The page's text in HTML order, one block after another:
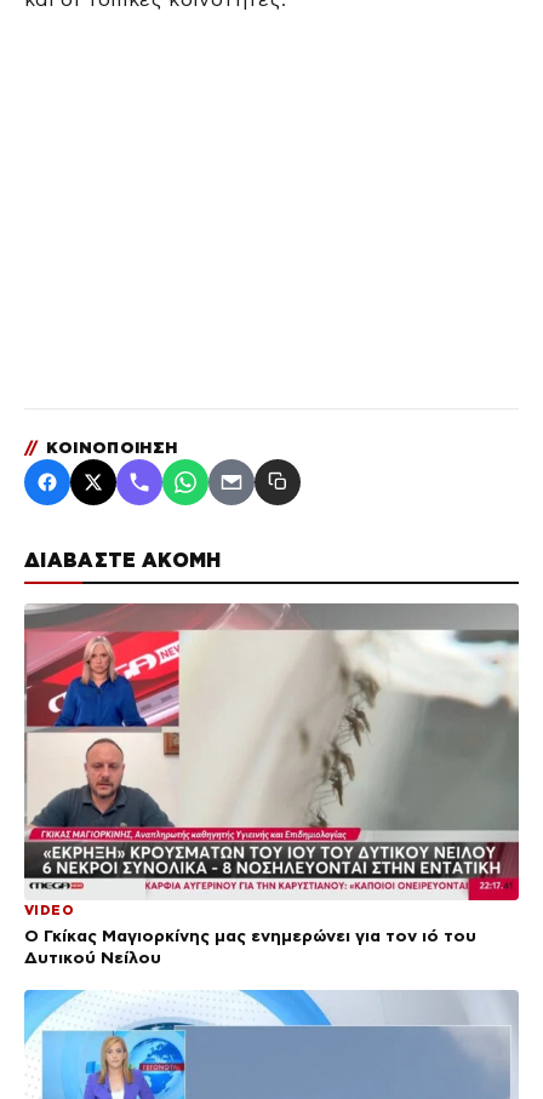
ΔΙΑΒΑΣΤΕ ΑΚΟΜΗ
VIDEO
Ο Γκίκας Μαγιορκίνης μας ενημερώνει για τον ιό του
Δυτικού Νείλου
// ΚΟΙΝΟΠΟΙΗΣΗ